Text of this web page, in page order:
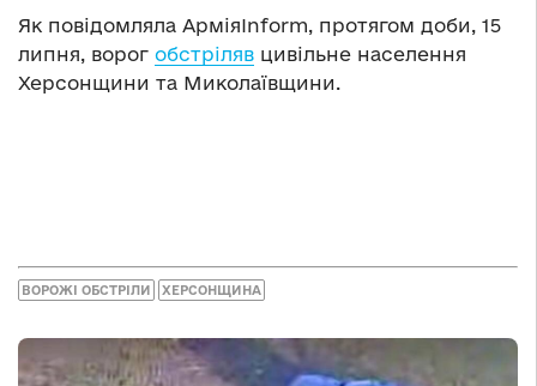
Як повідомляла АрміяInform, протягом доби, 15
липня, ворог обстріляв цивільне населення
Херсонщини та Миколаївщини.
ВОРОЖІ ОБСТРІЛИ ХЕРСОНЩИНА